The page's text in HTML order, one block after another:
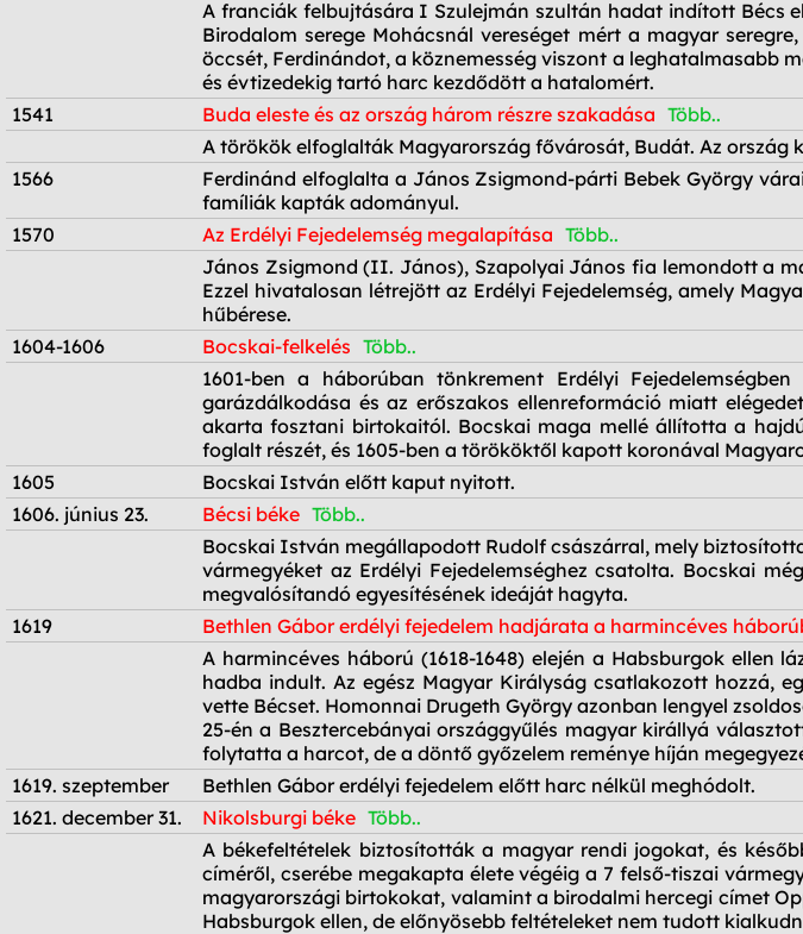
A franciák felbujtására I Szulejmán szultán hadat indított Bécs
Birodalom serege Mohácsnál vereséget mért a magyar
öccsét, Ferdinándot, a köznemesség viszont a leghatalmasabb
és évtizedekig tartó harc kezdődött a hatalomért.
1541
Buda eleste és az ország három részre szakadása Több..
A törökök elfoglalták Magyarország fővárosát, Budát. Az ország
1566
Ferdinánd elfoglalta a János Zsigmond-párti Bebek György
famíliák kapták adományul.
1570
Az Erdélyi Fejedelemség megalapítása Több..
János Zsigmond (II. János), Szapolyai János fia lemondott a
Ezzel hivatalosan létrejött az Erdélyi Fejedelemség, amely
hűbérese.
1604-1606
Bocskai-felkelés Több..
1601-ben a háborúban tönkrement Erdélyi
garázdálkodása és az erőszakos ellenreformáció miatt
akarta fosztani birtokaitól. Bocskai maga mellé állította a
foglalt részét, és 1605-ben a törököktől kapott koronával
1605
Bocskai István előtt kaput nyitott.
1606. június 23.
Bécsi béke Több..
Bocskai István megállapodott Rudolf császárral, mely
vármegyéket az Erdélyi Fejedelemséghez csatolta. Bocskai
megvalósítandó egyesítésének ideáját hagyta.
1619
Bethlen Gábor erdélyi fejedelem hadjárata a harmincéves
A harmincéves háború (1618-1648) elején a Habsburgok ellen
hadba indult. Az egész Magyar Királyság csatlakozott hozzá,
vette Bécset. Homonnai Drugeth György azonban lengyel
25-én a Besztercebányai országgyűlés magyar királlyá
folytatta a harcot, de a döntő győzelem reménye híján
1619. szeptember
Bethlen Gábor erdélyi fejedelem előtt harc nélkül meghódolt.
1621. december 31.
Nikolsburgi béke Több..
A békefeltételek biztosították a magyar rendi jogokat, és
címéről, cserébe megakapta élete végéig a 7 felső-tiszai
magyarországi birtokokat, valamint a birodalmi hercegi címet
Habsburgok ellen, de előnyösebb feltételeket nem tudott